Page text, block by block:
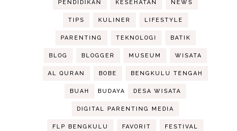
PENDIDIKAN KESEHATAN NEWS
TIPS KULINER LIFESTYLE
PARENTING TEKNOLOGI BATIK
BLOG BLOGGER MUSEUM WISATA
AL QURAN BOBE BENGKULU TENGAH
BUAH BUDAYA DESA WISATA
DIGITAL PARENTING MEDIA
FLP BENGKULU FAVORIT FESTIVAL